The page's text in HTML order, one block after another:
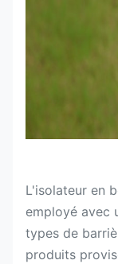
L'isolateur en
employé avec
types de
produits